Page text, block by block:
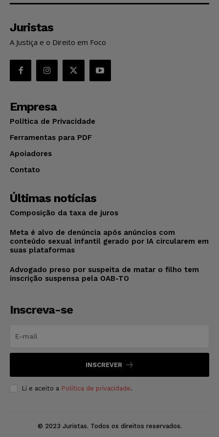
Juristas
A Justiça e o Direito em Foco
Empresa
Política de Privacidade
Ferramentas para PDF
Apoiadores
Contato
Últimas notícias
Composição da taxa de juros
Meta é alvo de denúncia após anúncios com
conteúdo sexual infantil gerado por IA circularem em
suas plataformas
Advogado preso por suspeita de matar o filho tem
inscrição suspensa pela OAB-TO
Inscreva-se
INSCREVER
Li e aceito a Política de privacidade.
© 2023 Juristas. Todos os direitos reservados.